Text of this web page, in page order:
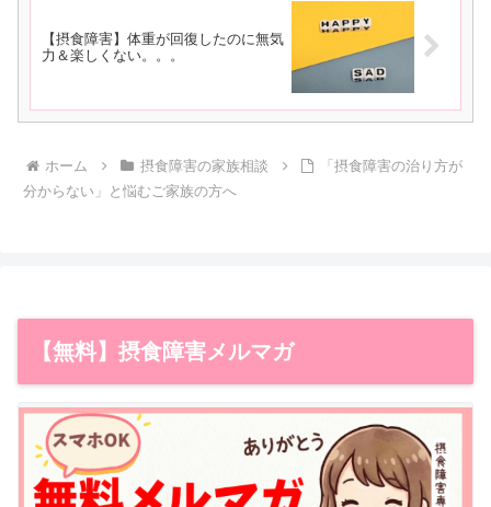
【摂食障害】体重が回復したのに無気
力＆楽しくない。。。
ホーム 摂食障害の家族相談
「摂食障害の治り方が
分からない」と悩むご家族の方へ
【無料】摂食障害メルマガ